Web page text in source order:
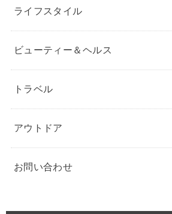
ライフスタイル
ビューティー＆ヘルス
トラベル
アウトドア
お問い合わせ